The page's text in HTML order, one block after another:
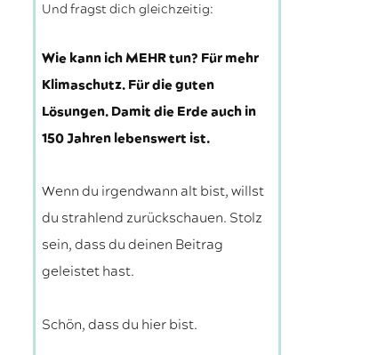
Und fragst dich gleichzeitig:
Wie kann ich MEHR tun? Für mehr
Klimaschutz. Für die guten
Lösungen. Damit die Erde auch in
150 Jahren lebenswert ist.
Wenn du irgendwann alt bist, willst
du strahlend zurückschauen. Stolz
sein, dass du deinen Beitrag
geleistet hast.
Schön, dass du hier bist.